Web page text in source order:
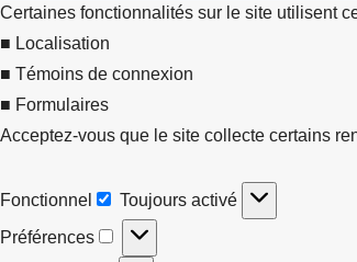
Certaines fonctionnalités sur le site utilisent
■ Localisation
■ Témoins de connexion
■ Formulaires
Acceptez-vous que le site collecte certains
Fonctionnel
Fonctionnel
Toujours activé
Préférences
Préférences